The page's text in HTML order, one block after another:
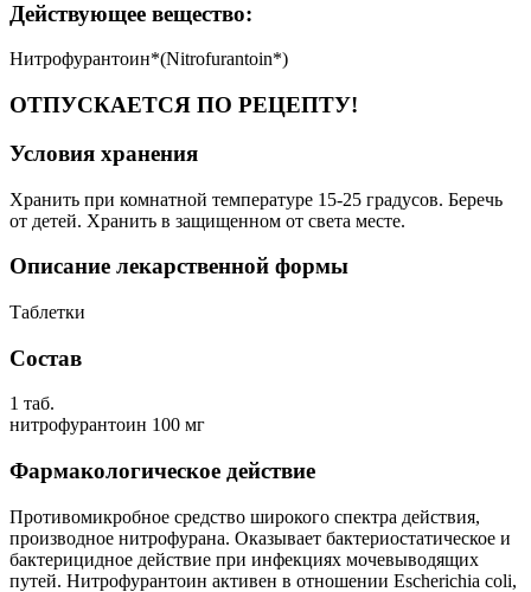
Действующее вещество:
Нитрофурантоин*(Nitrofurantoin*)
ОТПУСКАЕТСЯ ПО РЕЦЕПТУ!
Условия хранения
Хранить при комнатной температуре 15-25 градусов. Беречь
от детей. Хранить в защищенном от света месте.
Описание лекарственной формы
Таблетки
Состав
1 таб.
нитрофурантоин 100 мг
Фармакологическое действие
Противомикробное средство широкого спектра действия,
производное нитрофурана. Оказывает бактериостатическое и
бактерицидное действие при инфекциях мочевыводящих
путей. Нитрофурантоин активен в отношении Esсherichia coli,